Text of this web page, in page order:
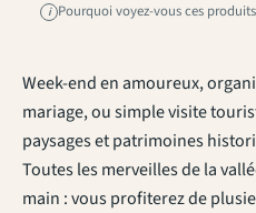
i Pourquoi voyez-vous ces
Week-end en amoureux,
mariage, ou simple visite
paysages et patrimoines
Toutes les merveilles de la
main : vous profiterez de